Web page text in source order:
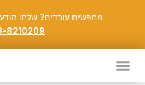
מחפשים עובדים? שלחו
8210209